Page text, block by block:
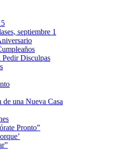
septiembre 1
Pedir Disculpas
una Nueva Casa
Pronto”